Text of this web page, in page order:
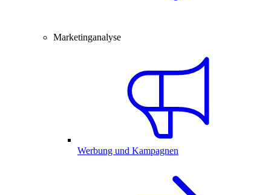
Marketinganalyse
Werbung und Kampagnen